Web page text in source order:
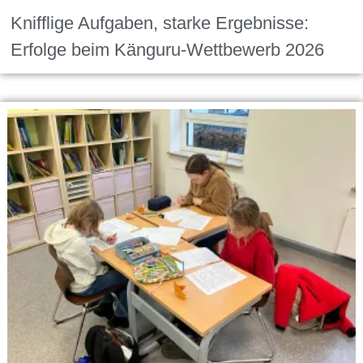
Knifflige Aufgaben, starke Ergebnisse:
Erfolge beim Känguru-Wettbewerb 2026